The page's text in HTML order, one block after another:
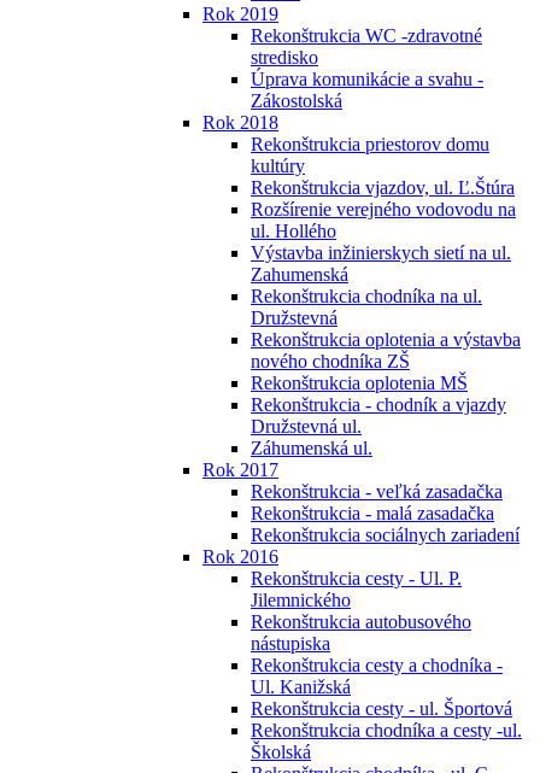
Rok 2019
Rekonštrukcia WC -zdravotné
stredisko
Úprava komunikácie a svahu -
Zákostolská
Rok 2018
Rekonštrukcia priestorov domu
kultúry
Rekonštrukcia vjazdov, ul. Ľ.Štúra
Rozšírenie verejného vodovodu na
ul. Hollého
Výstavba inžinierskych sietí na ul.
Zahumenská
Rekonštrukcia chodníka na ul.
Družstevná
Rekonštrukcia oplotenia a výstavba
nového chodníka ZŠ
Rekonštrukcia oplotenia MŠ
Rekonštrukcia - chodník a vjazdy
Družstevná ul.
Záhumenská ul.
Rok 2017
Rekonštrukcia - veľká zasadačka
Rekonštrukcia - malá zasadačka
Rekonštrukcia sociálnych zariadení
Rok 2016
Rekonštrukcia cesty - Ul. P.
Jilemnického
Rekonštrukcia autobusového
nástupiska
Rekonštrukcia cesty a chodníka -
Ul. Kanižská
Rekonštrukcia cesty - ul. Športová
Rekonštrukcia chodníka a cesty -ul.
Školská